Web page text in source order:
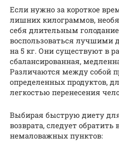
Если нужно за короткое
лишних килограммов,
себя длительным
воспользоваться лучшими
на 5 кг. Они существуют в
сбалансированная,
Различаются между собой
определенных продуктов,
легкостью перенесения
Выбирая быструю диету
возврата, следует
немаловажных пунктов: